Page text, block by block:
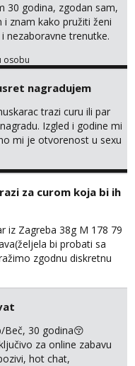
30 godina, zgodan sam,
i znam kako pružiti ženi
nezaboravne trenutke.
strasti i noći ispunjenoj
poljupci, kemija i
potpuno posvetiti tvom
smo upravo ono što
osobu
nagradujem
trazi curu ili par
Izgled i godine mi
mi je otvorenost u sexu
ako je moguce prvi mail
za curom koja bi ih
iz Zagreba 38g M 178 79
bi probati sa
zgodnu diskretnu
dok imamo
se pridruziti ali i ne
diskretno anonimno
mozemo
uzivo se upoznati. Na
tog mozemo se
il...
Beč, 30 godina😚
za online zabavu
hot chat,